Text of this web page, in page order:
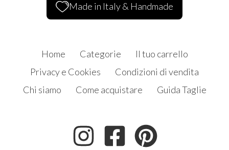
Made in Italy & Handmade
Home Categorie
Il tuo carrello
Privacy e Cookies
Condizioni di vendita
Chi siamo
Come acquistare Guida Taglie